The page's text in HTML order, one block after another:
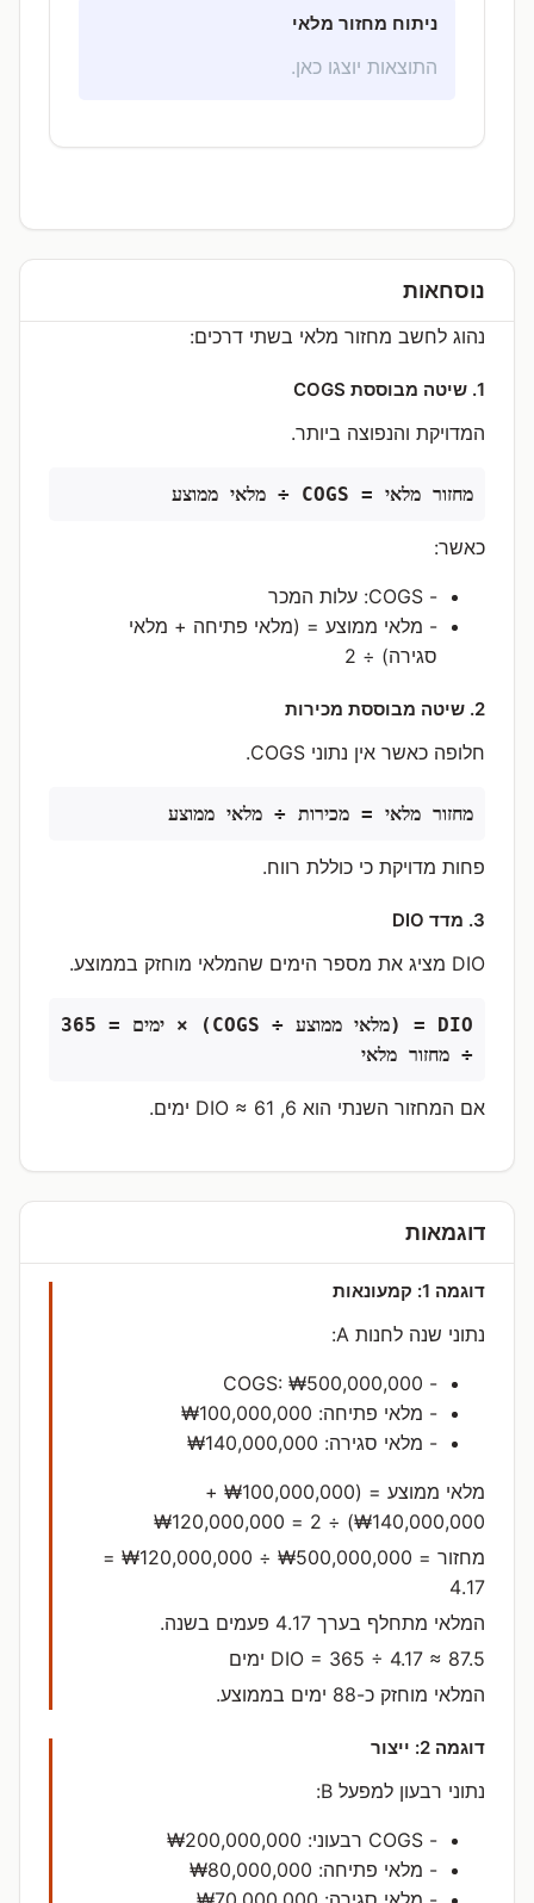
ניתוח מחזור מלאי
התוצאות יוצגו כאן.
נוסחאות
נהוג לחשב מחזור מלאי בשתי דרכים:
1. שיטה מבוססת COGS
המדויקת והנפוצה ביותר.
מחזור מלאי = COGS ÷ מלאי ממוצע
כאשר:
- COGS: עלות המכר
- מלאי ממוצע = (מלאי פתיחה + מלאי
סגירה) ÷ 2
2. שיטה מבוססת מכירות
חלופה כאשר אין נתוני COGS.
מחזור מלאי = מכירות ÷ מלאי ממוצע
פחות מדויקת כי כוללת רווח.
3. מדד DIO
DIO מציג את מספר הימים שהמלאי מוחזק בממוצע.
DIO = (מלאי ממוצע ÷ COGS) × ימים = 365
÷ מחזור מלאי
אם המחזור השנתי הוא 6, DIO ≈ ‎61‎ ימים.
דוגמאות
דוגמה 1: קמעונאות
נתוני שנה לחנות A:
- COGS: ₩500,000,000
- מלאי פתיחה: ₩100,000,000
- מלאי סגירה: ₩140,000,000
מלאי ממוצע = (₩100,000,000 +
₩140,000,000) ÷ 2 = ₩120,000,000
מחזור = ₩500,000,000 ÷ ₩120,000,000 =
4.17
המלאי מתחלף בערך ‎4.17‎ פעמים בשנה.
DIO = 365 ÷ 4.17 ≈ ‎87.5‎ ימים
המלאי מוחזק כ-‎88‎ ימים בממוצע.
דוגמה 2: ייצור
נתוני רבעון למפעל B:
- COGS רבעוני: ₩200,000,000
- מלאי פתיחה: ₩80,000,000